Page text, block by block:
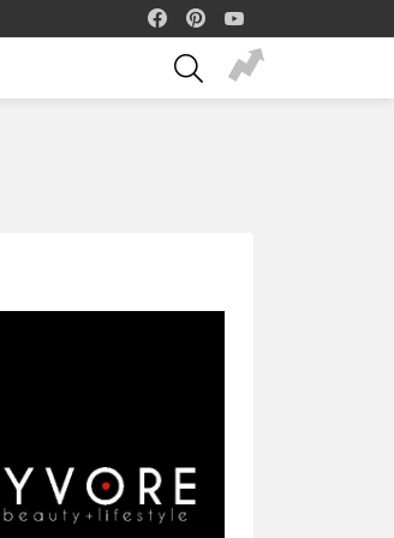
facebook
SEARCH